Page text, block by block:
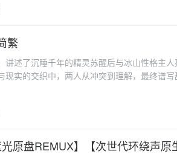
硬解。整季8集≈92.7GB，夸克网盘满速拉满
盘，HBO的版权机器人指不定哪天就扫到——
type="info" content="点此下载"/}
低于全国均值的小镇，半年内三位老人"自
配乐相比电视播出版，Friday流媒体版本单
剑心》作曲佐藤直纪，电子低音与弦乐交替
字幕采用台本直译，金融术语精准，对话口
刷完11集？节奏爽：每集45分钟，"案件+人
博热搜，弹幕里全是"学法律的我看得拳头硬
是替每一个按时缴费、相信未来的普通人，
展现年轻人的生存困境。剧中主角们不仅面
济牢笼。编剧巧妙地将经济压力转化为戏剧
挑战。李先彬饰演的角色体现了应届毕业生在
与事业间的艰难平衡。这些角色并非虚构，
艺术表达剧集没有停留在简单呈现社会问题
觉呈现上注重细节刻画，从办公室的压抑氛
感冲击力。演员阵容与表演特色主演阵容汇
繁
述了沉睡千年的精灵苏醒后与冰山性格主人
实的交织中，两人从冲突到理解，最终谱写
早已为它安排好了新的归宿——它遇到了一个
喻的孤独感所填满。当这个来自远古的精灵
原盘REMUX】【次世代环绕声原